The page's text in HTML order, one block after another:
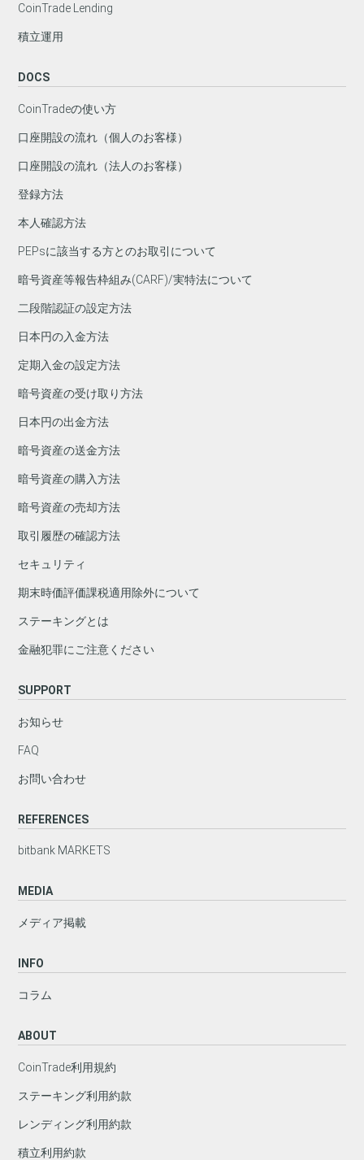
CoinTrade Lending
積立運用
DOCS
CoinTradeの使い方
口座開設の流れ（個人のお客様）
口座開設の流れ（法人のお客様）
登録方法
本人確認方法
PEPsに該当する方とのお取引について
暗号資産等報告枠組み(CARF)/実特法について
二段階認証の設定方法
日本円の入金方法
定期入金の設定方法
暗号資産の受け取り方法
日本円の出金方法
暗号資産の送金方法
暗号資産の購入方法
暗号資産の売却方法
取引履歴の確認方法
セキュリティ
期末時価評価課税適用除外について
ステーキングとは
金融犯罪にご注意ください
SUPPORT
お知らせ
FAQ
お問い合わせ
REFERENCES
bitbank MARKETS
MEDIA
メディア掲載
INFO
コラム
ABOUT
CoinTrade利用規約
ステーキング利用約款
レンディング利用約款
積立利用約款